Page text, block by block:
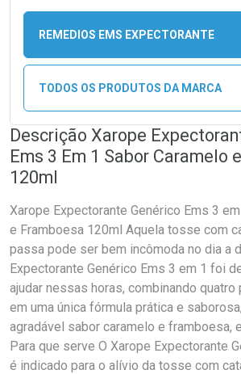
REMEDIOS EMS EXPECTORANTE
TODOS OS PRODUTOS DA MARCA
Descrição Xarope
Ems 3 Em 1 Sabor Caramelo
120ml
Xarope Expectorante Genérico Ems 3
e Framboesa 120ml Aquela tosse com
passa pode ser bem incômoda no dia a
Expectorante Genérico Ems 3 em 1 foi
ajudar nessas horas, combinando
em uma única fórmula prática e
agradável sabor caramelo e framboesa,
Para que serve O Xarope Expectorante
é indicado para o alívio da tosse com